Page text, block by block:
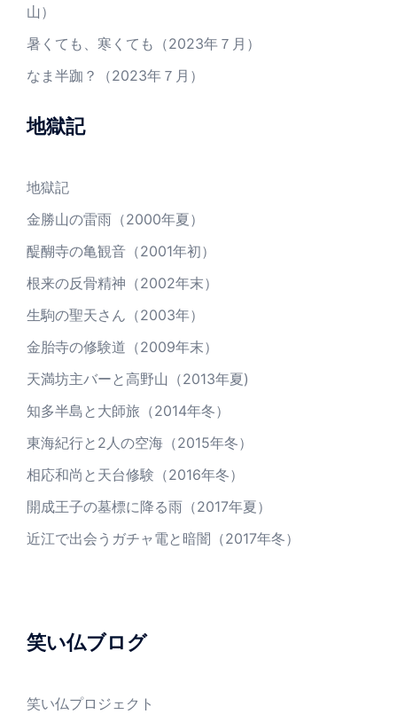
山）
暑くても、寒くても（2023年７月）
なま半跏？（2023年７月）
地獄記
地獄記
金勝山の雷雨（2000年夏）
醍醐寺の亀観音（2001年初）
根来の反骨精神（2002年末）
生駒の聖天さん（2003年）
金胎寺の修験道（2009年末）
天満坊主バーと高野山（2013年夏)
知多半島と大師旅（2014年冬）
東海紀行と2人の空海（2015年冬）
相応和尚と天台修験（2016年冬）
開成王子の墓標に降る雨（2017年夏）
近江で出会うガチャ電と暗闇（2017年冬）
笑い仏ブログ
笑い仏プロジェクト